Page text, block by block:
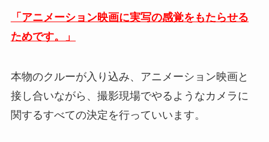
「アニメーション映画に実写の感覚をもたらせる
ためです。」
本物のクルーが入り込み、アニメーション映画と
接し合いながら、撮影現場でやるようなカメラに
関するすべての決定を行っていいます。